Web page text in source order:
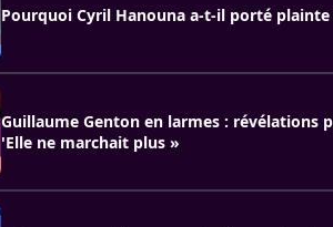
Pourquoi Cyril Hanouna a-t-il porté
Guillaume Genton en larmes : révélations
'Elle ne marchait plus »